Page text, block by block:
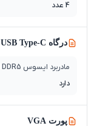
4 عدد
درگاه USB Type-C
مادربرد ایسوس TUF GAMING B860-PLUS WIFI DDR5
دارد
پورت VGA